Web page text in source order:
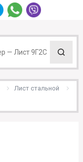
Лист стальной